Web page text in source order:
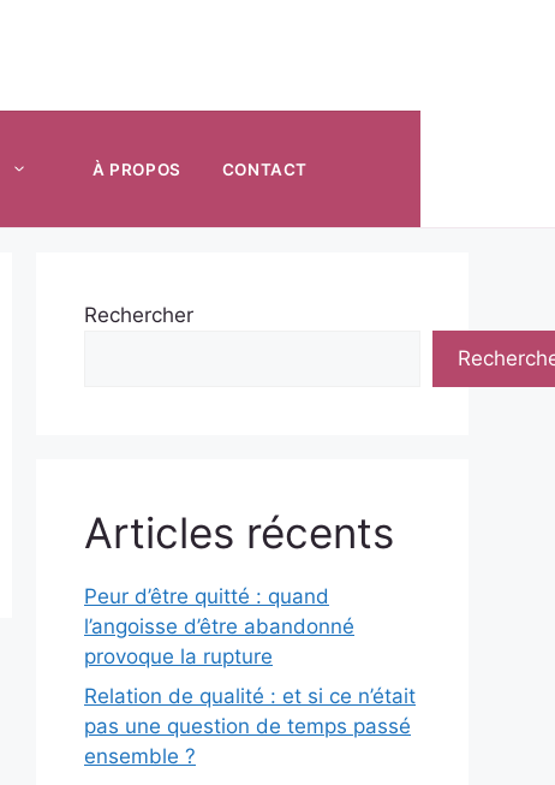
À PROPOS CONTACT
Rechercher
Articles récents
Peur d’être quitté : quand
l’angoisse d’être abandonné
provoque la rupture
Relation de qualité : et si ce n’était
pas une question de temps passé
ensemble ?